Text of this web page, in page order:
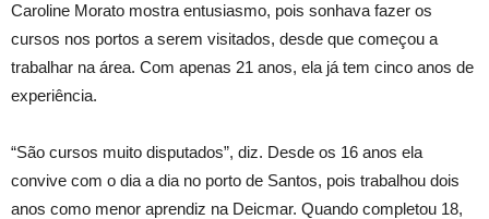
Caroline Morato mostra entusiasmo, pois sonhava fazer os
cursos nos portos a serem visitados, desde que começou a
trabalhar na área. Com apenas 21 anos, ela já tem cinco anos de
experiência.
“São cursos muito disputados”, diz. Desde os 16 anos ela
convive com o dia a dia no porto de Santos, pois trabalhou dois
anos como menor aprendiz na Deicmar. Quando completou 18,